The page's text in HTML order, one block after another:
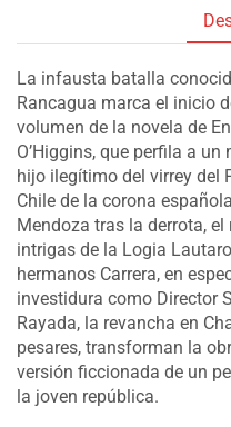
La infausta batalla
Rancagua marca el inicio
volumen de la novela de
O’Higgins, que perfila a
hijo ilegítimo del virrey del
Chile de la corona
Mendoza tras la derrota,
intrigas de la Logia
hermanos Carrera, en
investidura como Director
Rayada, la revancha en
pesares, transforman la
versión ficcionada de un
la joven república.